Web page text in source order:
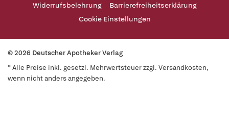
Widerrufsbelehrung
Barrierefreiheitserklärung
Cookie Einstellungen
© 2026 Deutscher Apotheker Verlag
* Alle Preise inkl. gesetzl. Mehrwertsteuer zzgl. Versandkosten,
wenn nicht anders angegeben.